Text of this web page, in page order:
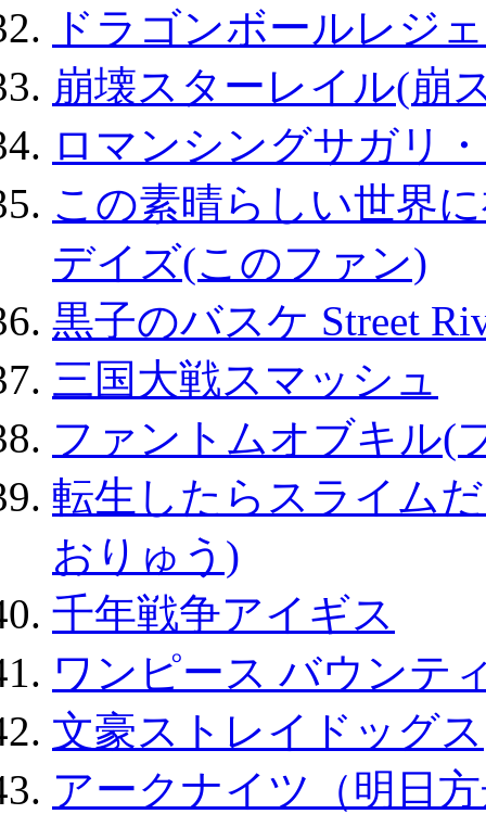
ドラゴンボールレジ
崩壊スターレイル(崩
ロマンシングサガリ
この素晴らしい世界
デイズ(このファン)
黒子のバスケ Street
三国大戦スマッシュ
ファントムオブキル(
転生したらスライム
おりゅう)
千年戦争アイギス
ワンピース バウンテ
文豪ストレイドッグス
アークナイツ（明日